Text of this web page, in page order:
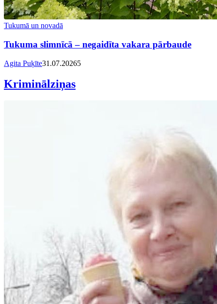
Tukumā un novadā
Tukuma slimnīcā – negaidīta vakara pārbaude
Agita Puķīte31.07.20265
Kriminālziņas